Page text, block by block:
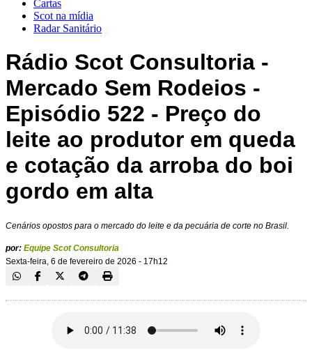
Cartas
Scot na mídia
Radar Sanitário
Rádio Scot Consultoria -
Mercado Sem Rodeios -
Episódio 522 - Preço do
leite ao produtor em queda
e cotação da arroba do boi
gordo em alta
Cenários opostos para o mercado do leite e da pecuária de corte no Brasil.
por: Equipe Scot Consultoria
Sexta-feira, 6 de fevereiro de 2026 - 17h12